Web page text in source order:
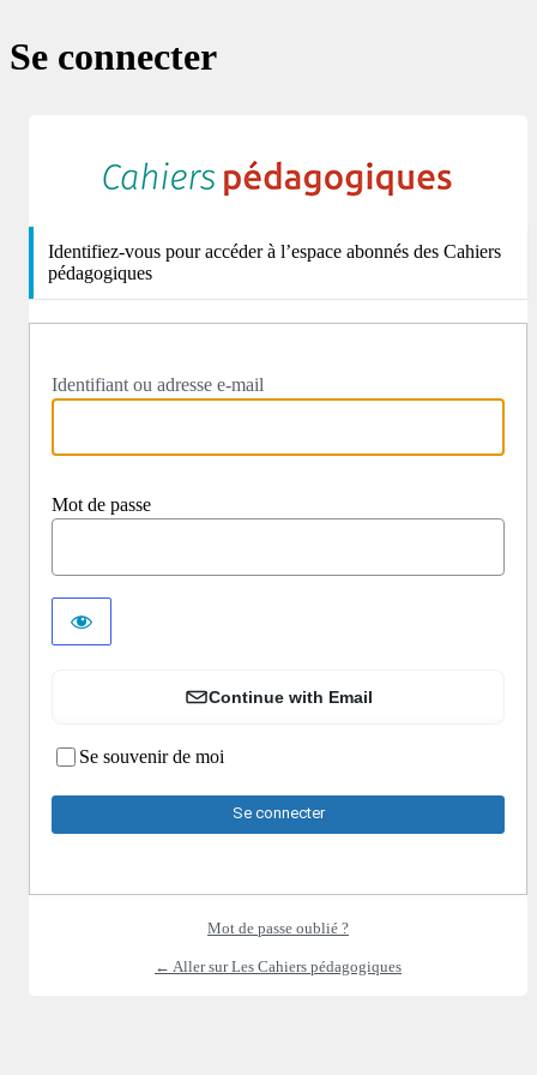
Se connecter
Identifiez-vous pour accéder à l’espace abonnés des Cahiers
pédagogiques
Identifiant ou adresse e-mail
Mot de passe
Continue with Email
Se souvenir de moi
Mot de passe oublié ?
← Aller sur Les Cahiers pédagogiques